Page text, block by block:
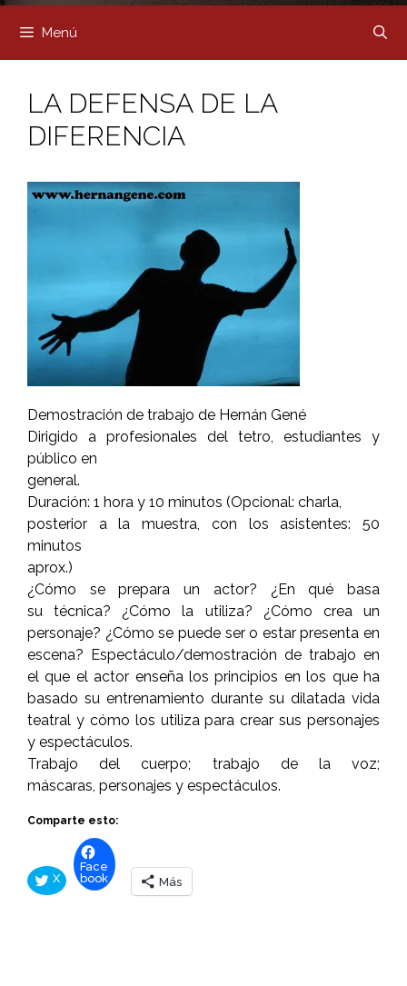
Menú
LA DEFENSA DE LA
DIFERENCIA
Demostración de trabajo de Hernán Gené
Dirigido a profesionales del tetro, estudiantes y
público en
general.
Duración: 1 hora y 10 minutos (Opcional: charla,
posterior a la muestra, con los asistentes: 50
minutos
aprox.)
¿Cómo se prepara un actor? ¿En qué basa
su técnica? ¿Cómo la utiliza? ¿Cómo crea un
personaje? ¿Cómo se puede ser o estar presenta en
escena? Espectáculo/demostración de trabajo en
el que el actor enseña los principios en los que ha
basado su entrenamiento durante su dilatada vida
teatral y cómo los utiliza para crear sus personajes
y espectáculos.
Trabajo del cuerpo; trabajo de la voz;
máscaras, personajes y espectáculos.
Comparte esto:
X
Face
book
Más